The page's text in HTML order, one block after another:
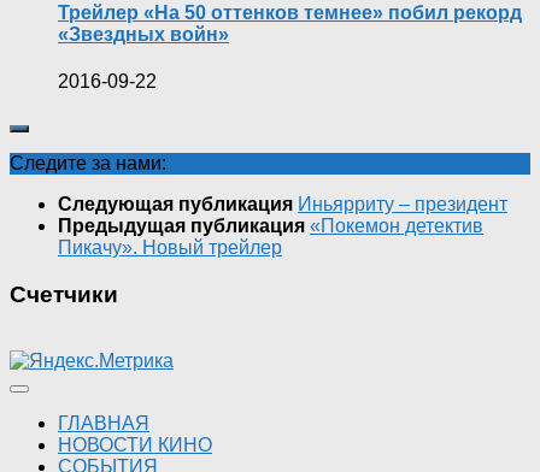
Трейлер «На 50 оттенков темнее» побил рекорд
«Звездных войн»
2016-09-22
Следите за нами:
Следующая публикация Иньярриту – президент
Предыдущая публикация «Покемон детектив
Пикачу». Новый трейлер
Счетчики
ГЛАВНАЯ
НОВОСТИ КИНО
СОБЫТИЯ